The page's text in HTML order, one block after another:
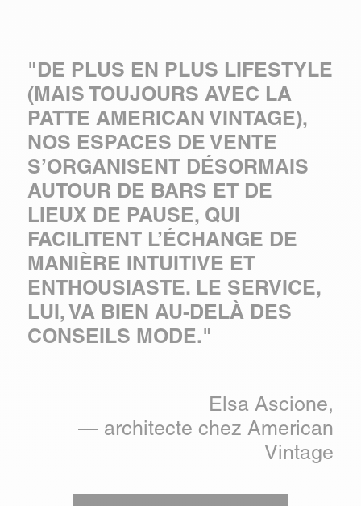
"DE PLUS EN PLUS LIFESTYLE
(MAIS TOUJOURS AVEC LA
PATTE AMERICAN VINTAGE),
NOS ESPACES DE VENTE
S’ORGANISENT DÉSORMAIS
AUTOUR DE BARS ET DE
LIEUX DE PAUSE, QUI
FACILITENT L’ÉCHANGE DE
MANIÈRE INTUITIVE ET
ENTHOUSIASTE. LE SERVICE,
LUI, VA BIEN AU-DELÀ DES
CONSEILS MODE."
Elsa Ascione,
— architecte chez American
Vintage